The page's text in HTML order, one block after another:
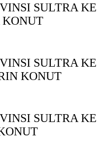
SULTRA KE
KONUT
SULTRA KE
KONUT
SULTRA KE